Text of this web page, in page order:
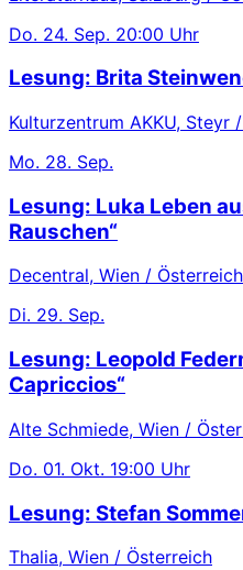
Do. 24. Sep. 20:00 Uhr
Lesung: Brita
Kulturzentrum AKKU, Steyr
Mo. 28. Sep.
Lesung: Luka Leben
Rauschen“
Decentral, Wien / Österreich
Di. 29. Sep.
Lesung: Leopold
Capriccios“
Alte Schmiede, Wien /
Do. 01. Okt. 19:00 Uhr
Lesung: Stefan
Thalia, Wien / Österreich